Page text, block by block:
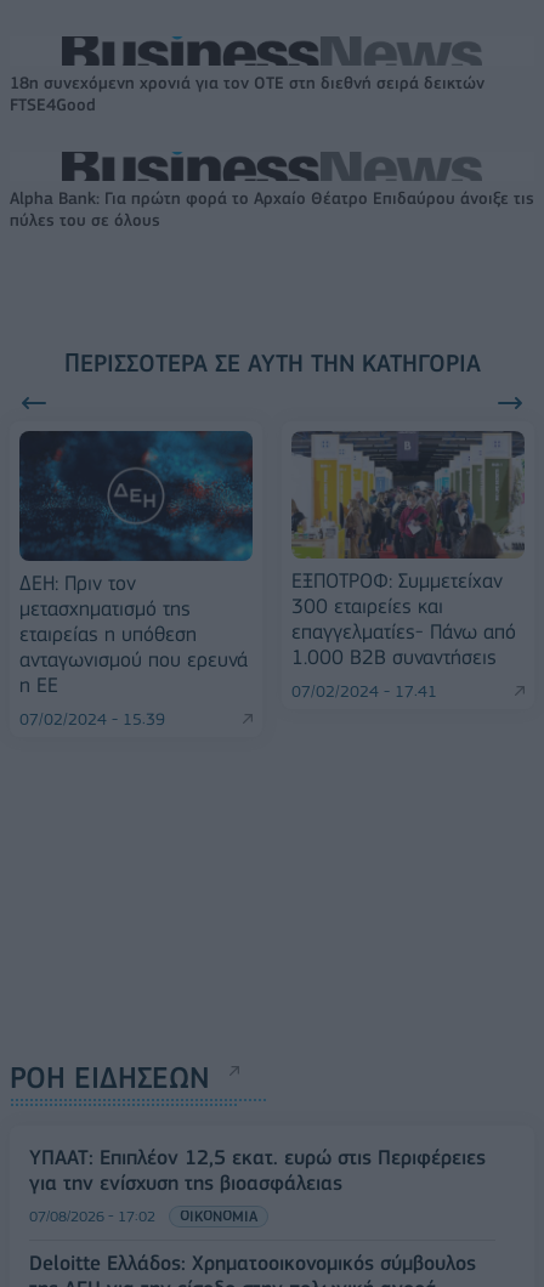
18η συνεχόμενη χρονιά για τον ΟΤΕ στη διεθνή σειρά δεικτών
FTSE4Good
Alpha Bank: Για πρώτη φορά το Αρχαίο Θέατρο Επιδαύρου άνοιξε τις
πύλες του σε όλους
ΠΕΡΙΣΣΌΤΕΡΑ ΣΕ ΑΥΤΉ ΤΗΝ ΚΑΤΗΓΟΡΊΑ
ΔΕΗ: Πριν τον
μετασχηματισμό της
εταιρείας η υπόθεση
ανταγωνισμού που ερευνά
η ΕΕ
07/02/2024 - 15:39
ΕΞΠΟΤΡΟΦ: Συμμετείχαν
300 εταιρείες και
επαγγελματίες- Πάνω από
1.000 B2B συναντήσεις
07/02/2024 - 17:41
ΡΟΗ ΕΙΔΗΣΕΩΝ
ΥΠΑΑΤ: Επιπλέον 12,5 εκατ. ευρώ στις Περιφέρειες
για την ενίσχυση της βιοασφάλειας
07/08/2026 - 17:02 ΟΙΚΟΝΟΜΙΑ
Deloitte Ελλάδος: Χρηματοοικονομικός σύμβουλος